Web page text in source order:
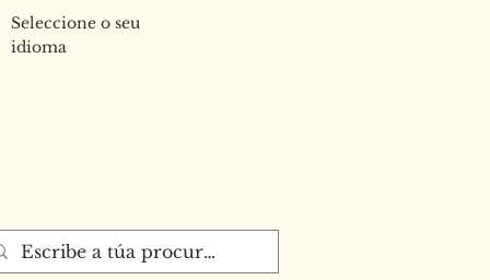
Seleccione o seu
idioma